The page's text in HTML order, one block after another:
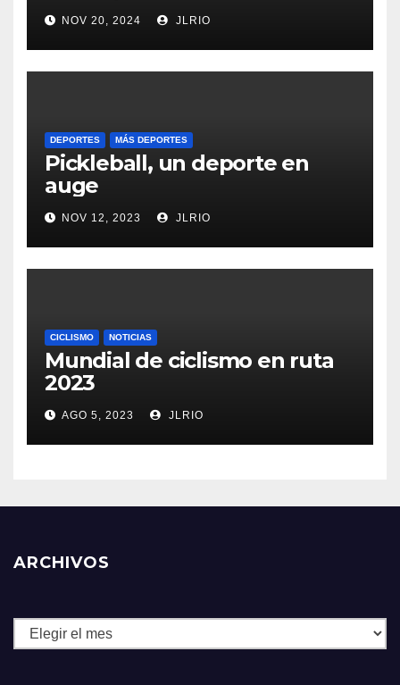
NOV 20, 2024 JLRIO
DEPORTES MÁS DEPORTES
Pickleball, un deporte en
auge
NOV 12, 2023 JLRIO
CICLISMO NOTICIAS
Mundial de ciclismo en ruta
2023
AGO 5, 2023 JLRIO
ARCHIVOS
Archivos